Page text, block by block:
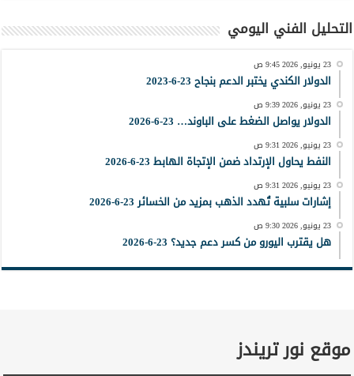
التحليل الفني اليومي
23 يونيو, 2026 9:45 ص
الدولار الكندي يختبر الدعم بنجاح 23-6-2023
23 يونيو, 2026 9:39 ص
الدولار يواصل الضغط على الباوند… 23-6-2026
23 يونيو, 2026 9:31 ص
النفط يحاول الإرتداد ضمن الإتجاة الهابط 23-6-2026
23 يونيو, 2026 9:31 ص
إشارات سلبية تُهدد الذهب بمزيد من الخسائر 23-6-2026
23 يونيو, 2026 9:30 ص
هل يقترب اليورو من كسر دعم جديد؟ 23-6-2026
موقع نور تريندز